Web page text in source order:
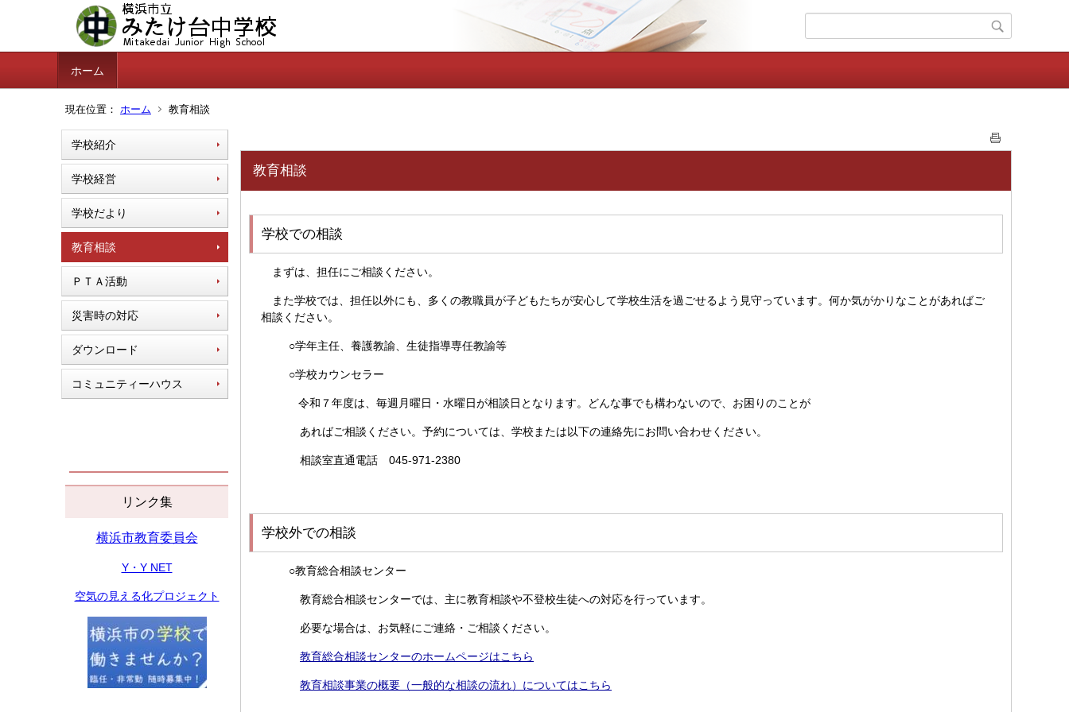
ホーム
現在位置： ホーム 教育相談
学校紹介
学校経営
学校だより
教育相談
ＰＴＡ活動
災害時の対応
ダウンロード
コミュニティーハウス
リンク集
横浜市教育委員会
Y・Y NET
空気の見える化プロジェクト
教育相談
学校での相談
まずは、担任にご相談ください。
また学校では、担任以外にも、多くの教職員が子どもたちが安心して学校生活を過ごせるよう見守っています。何か気がかりなことがあればご
相談ください。
○学年主任、養護教諭、生徒指導専任教諭等
○学校カウンセラー
令和７年度は、毎週月曜日・水曜日が相談日となります。どんな事でも構わないので、お困りのことが
あればご相談ください。予約については、学校または以下の連絡先にお問い合わせください。
相談室直通電話 045-971-2380
学校外での相談
○教育総合相談センター
教育総合相談センターでは、主に教育相談や不登校生徒への対応を行っています。
必要な場合は、お気軽にご連絡・ご相談ください。
教育総合相談センターのホームページはこちら
教育相談事業の概要（一般的な相談の流れ）についてはこちら